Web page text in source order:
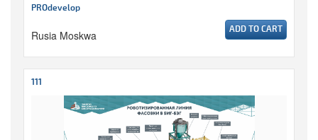
PROdevelop
Rusia Moskwa ADD TO CART
111